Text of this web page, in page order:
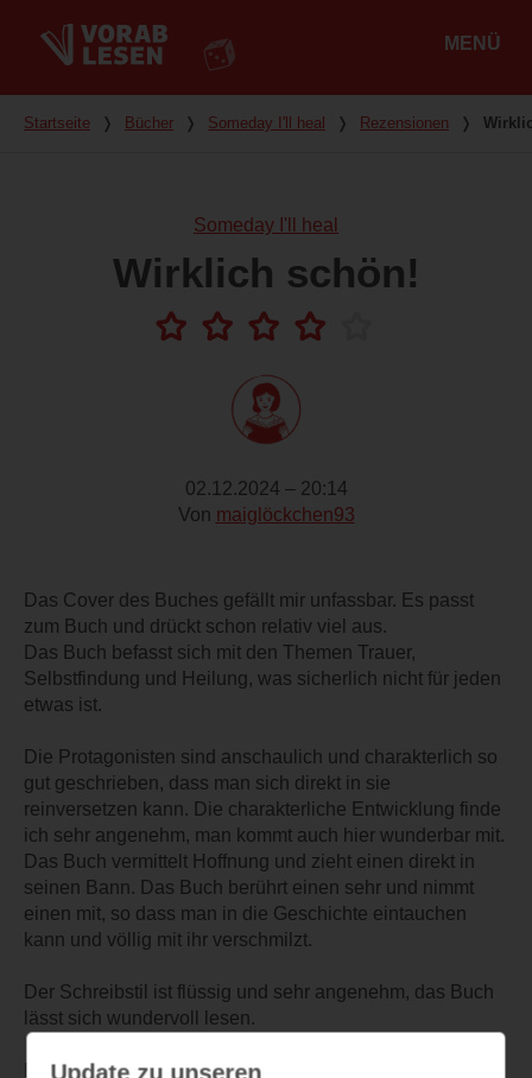
MENÜ
Du bist hier
Startseite ❭ Bücher ❭ Someday I'll heal ❭ Rezensionen ❭
Someday I'll heal
Wirklich schön!
02.12.2024 – 20:14
Von maiglöckchen93
Das Cover des Buches gefällt mir unfassbar. Es passt
zum Buch und drückt schon relativ viel aus.
Das Buch befasst sich mit den Themen Trauer,
Selbstfindung und Heilung, was sicherlich nicht für jeden
etwas ist.
Die Protagonisten sind anschaulich und charakterlich so
gut geschrieben, dass man sich direkt in sie
reinversetzen kann. Die charakterliche Entwicklung finde
ich sehr angenehm, man kommt auch hier wunderbar mit.
Das Buch vermittelt Hoffnung und zieht einen direkt in
seinen Bann. Das Buch berührt einen sehr und nimmt
einen mit, so dass man in die Geschichte eintauchen
kann und völlig mit ihr verschmilzt.
Der Schreibstil ist flüssig und sehr angenehm, das Buch
lässt sich wundervoll lesen.
Ein Buch, dass für alle die, die sich mit den vorgenannten
Update zu unseren